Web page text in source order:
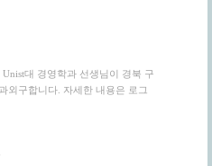
대 경영학과 선생님이 경북 구
외구합니다. 자세한 내용은 로그